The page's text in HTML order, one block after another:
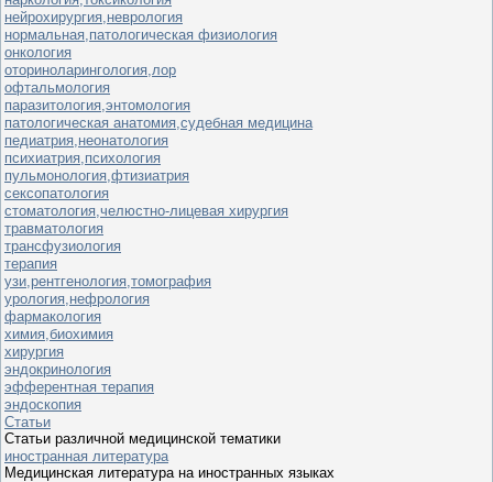
нейрохирургия,неврология
нормальная,патологическая физиология
онкология
оториноларингология,лор
офтальмология
паразитология,энтомология
патологическая анатомия,судебная медицина
педиатрия,неонатология
психиатрия,психология
пульмонология,фтизиатрия
сексопатология
стоматология,челюстно-лицевая хирургия
травматология
трансфузиология
терапия
узи,рентгенология,томография
урология,нефрология
фармакология
химия,биохимия
хирургия
эндокринология
эфферентная терапия
эндоскопия
Статьи
Статьи различной медицинской тематики
иностранная литература
Медицинская литература на иностранных языках